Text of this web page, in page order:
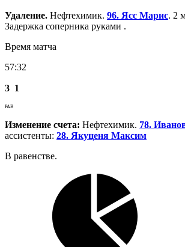
Удаление. Нефтехимик. 96. Ясс Марис. 2
Задержка соперника руками .
Время матча
57:32
3 1
РАВ
Изменение счета: Нефтехимик. 78.
ассистенты: 28. Якуценя Максим
В равенстве.